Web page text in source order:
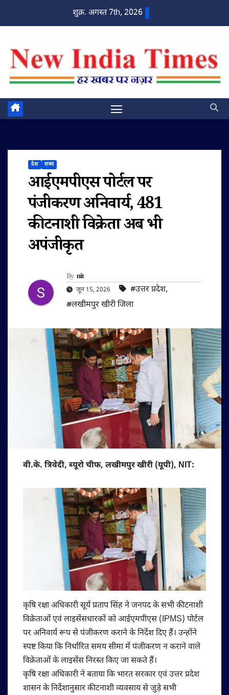
शुक्र. अगस्त 7th, 2026
देश राज्य
आईएमपीएस पोर्टल पर
पंजीकरण अनिवार्य, 481
कीटनाशी विक्रेता अब भी
अपंजीकृत
By nit
जून 15, 2026 #उत्तर प्रदेश,
#लखीमपुर खीरी जिला
वी.के. त्रिवेदी, ब्यूरो चीफ, लखीमपुर खीरी (यूपी), NIT:
कृषि रक्षा अधिकारी सूर्य प्रताप सिंह ने जनपद के सभी कीटनाशी
विक्रेताओं एवं लाइसेंसधारकों को आईएमपीएस (IPMS) पोर्टल
पर अनिवार्य रूप से पंजीकरण कराने के निर्देश दिए हैं। उन्होंने
स्पष्ट किया कि निर्धारित समय सीमा में पंजीकरण न कराने वाले
विक्रेताओं के लाइसेंस निरस्त किए जा सकते हैं।
कृषि रक्षा अधिकारी ने बताया कि भारत सरकार एवं उत्तर प्रदेश
शासन के निर्देशानुसार कीटनाशी व्यवसाय से जुड़े सभी